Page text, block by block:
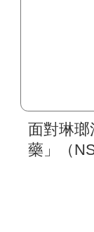
面對琳瑯
藥」（